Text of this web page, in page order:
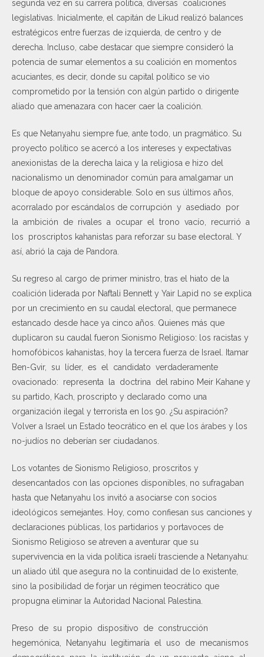
segunda vez en su carrera política, diversas coaliciones
legislativas. Inicialmente, el capitán de Likud realizó balances
estratégicos entre fuerzas de izquierda, de centro y de
derecha. Incluso, cabe destacar que siempre consideró la
potencia de sumar elementos a su coalición en momentos
acuciantes, es decir, donde su capital político se vio
comprometido por la tensión con algún partido o dirigente
aliado que amenazara con hacer caer la coalición.
Es que Netanyahu siempre fue, ante todo, un pragmático. Su
proyecto político se acercó a los intereses y expectativas
anexionistas de la derecha laica y la religiosa e hizo del
nacionalismo un denominador común para amalgamar un
bloque de apoyo considerable. Solo en sus últimos años,
acorralado por escándalos de corrupción y asediado por
la ambición de rivales a ocupar el trono vacío, recurrió a
los proscriptos kahanistas para reforzar su base electoral. Y
así, abrió la caja de Pandora.
Su regreso al cargo de primer ministro, tras el hiato de la
coalición liderada por Naftali Bennett y Yair Lapid no se explica
por un crecimiento en su caudal electoral, que permanece
estancado desde hace ya cinco años. Quienes más que
duplicaron su caudal fueron Sionismo Religioso: los racistas y
homofóbicos kahanistas, hoy la tercera fuerza de Israel. Itamar
Ben-Gvir, su líder, es el candidato verdaderamente
ovacionado: representa la doctrina del rabino Meir Kahane y
su partido, Kach, proscripto y declarado como una
organización ilegal y terrorista en los 90. ¿Su aspiración?
Volver a Israel un Estado teocrático en el que los árabes y los
no-judíos no deberían ser ciudadanos.
Los votantes de Sionismo Religioso, proscritos y
desencantados con las opciones disponibles, no sufragaban
hasta que Netanyahu los invitó a asociarse con socios
ideológicos semejantes. Hoy, como confiesan sus canciones y
declaraciones públicas, los partidarios y portavoces de
Sionismo Religioso se atreven a aventurar que su
supervivencia en la vida política israelí trasciende a Netanyahu:
un aliado útil que asegura no la continuidad de lo existente,
sino la posibilidad de forjar un régimen teocrático que
propugna eliminar la Autoridad Nacional Palestina.
Preso de su propio dispositivo de construcción
hegemónica, Netanyahu legitimaría el uso de mecanismos